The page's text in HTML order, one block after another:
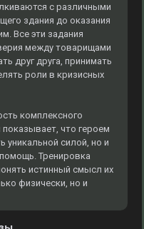
с различными
здания до оказания
Все эти задания
между товарищами
друг друга, принимать
роли в кризисных
комплексного
что героем
уникальной силой, но и
Тренировка
истинный смысл их
физически, но и